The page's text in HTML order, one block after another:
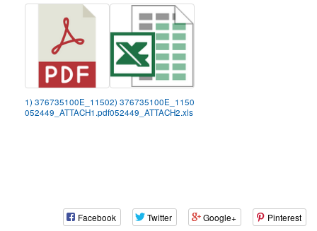
1) 376735100E_1150
052449_ATTACH1.pdf
2) 376735100E_1150
052449_ATTACH2.xls
Facebook Twitter Google+ Pinterest